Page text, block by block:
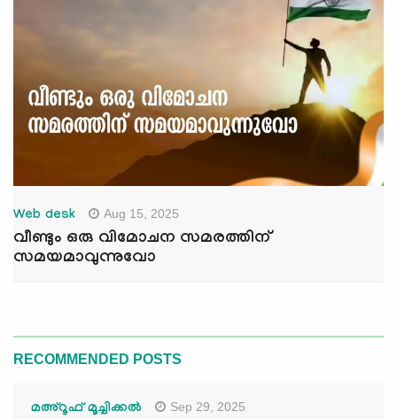
Web desk Aug 15, 2025
വീണ്ടും ഒരു വിമോചന സമരത്തിന്
സമയമാവുന്നുവോ
RECOMMENDED POSTS
മഅ്റൂഫ് മൂച്ചിക്കല്‍ Sep 29, 2025